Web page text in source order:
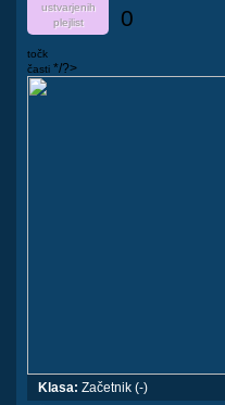
ustvarjenih
plejlist
0
točk
časti */?>
Klasa: Začetnik (-)